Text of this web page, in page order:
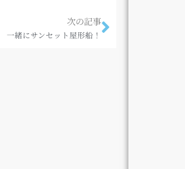
次の記事
一緒にサンセット屋形船！